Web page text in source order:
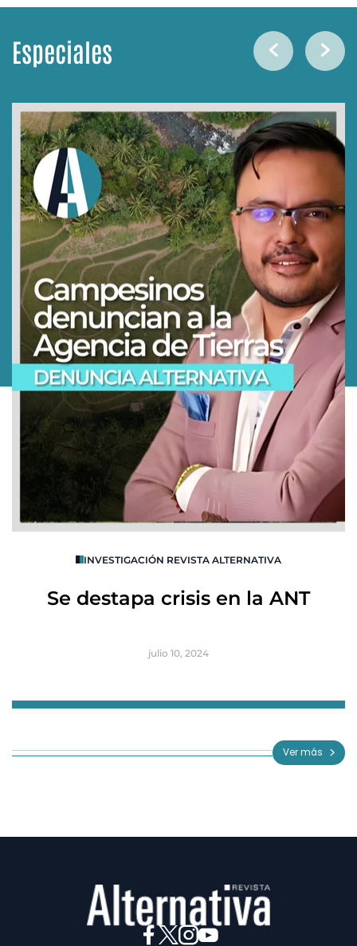
Especiales
INVESTIGACIÓN REVISTA ALTERNATIVA
Se destapa crisis en la ANT
julio 10, 2024
3
Ver más